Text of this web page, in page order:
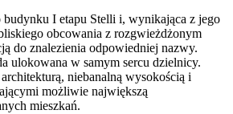
budynku I etapu Stelli i, wynikająca z jego
obcowania z rozgwieżdżonym
do znalezienia odpowiedniej nazwy.
ulokowana w samym sercu dzielnicy.
niebanalną wysokością i
możliwie największą
mieszkań.